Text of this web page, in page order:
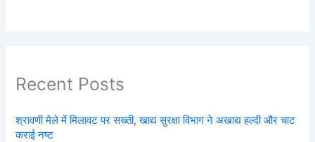
Recent Posts
श्रावणी मेले में मिलावट पर सख्ती, खाद्य सुरक्षा विभाग ने अखाद्य हल्दी और चाट
कराई नष्ट